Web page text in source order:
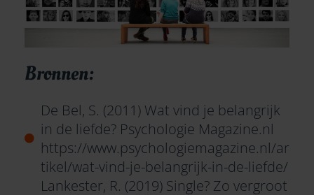
Bronnen:
De Bel, S. (2011) Wat vind je belangrijk
in de liefde? Psychologie Magazine.nl
https://www.psychologiemagazine.nl/ar
tikel/wat-vind-je-belangrijk-in-de-liefde/
Lankester, R. (2019) Single? Zo vergroot